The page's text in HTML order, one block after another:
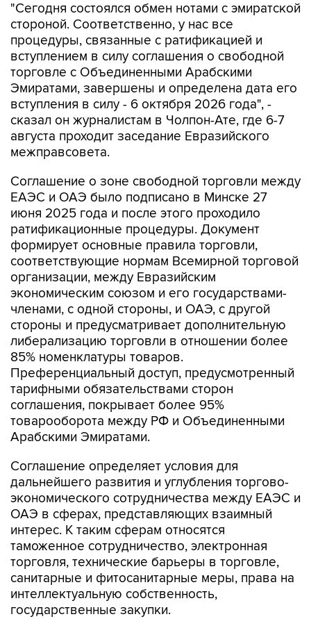
"Сегодня состоялся обмен нотами с эмиратской
стороной. Соответственно, у нас все
процедуры, связанные с ратификацией и
вступлением в силу соглашения о свободной
торговле с Объединенными Арабскими
Эмиратами, завершены и определена дата его
вступления в силу - 6 октября 2026 года", -
сказал он журналистам в Чолпон-Ате, где 6-7
августа проходит заседание Евразийского
межправсовета.
Соглашение о зоне свободной торговли между
ЕАЭС и ОАЭ было подписано в Минске 27
июня 2025 года и после этого проходило
ратификационные процедуры. Документ
формирует основные правила торговли,
соответствующие нормам Всемирной торговой
организации, между Евразийским
экономическим союзом и его государствами-
членами, с одной стороны, и ОАЭ, с другой
стороны и предусматривает дополнительную
либерализацию торговли в отношении более
85% номенклатуры товаров.
Преференциальный доступ, предусмотренный
тарифными обязательствами сторон
соглашения, покрывает более 95%
товарооборота между РФ и Объединенными
Арабскими Эмиратами.
Соглашение определяет условия для
дальнейшего развития и углубления торгово-
экономического сотрудничества между ЕАЭС и
ОАЭ в сферах, представляющих взаимный
интерес. К таким сферам относятся
таможенное сотрудничество, электронная
торговля, технические барьеры в торговле,
санитарные и фитосанитарные меры, права на
интеллектуальную собственность,
государственные закупки.